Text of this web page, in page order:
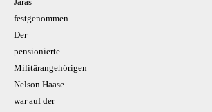
Jaras
festgenommen.
Der
pensionierte
Militärangehörigen
Nelson Haase
war auf der